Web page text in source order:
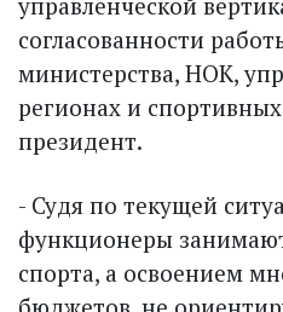
согласованности
министерства, НОК,
регионах и
президент.
- Судя по текущей
функционеры
спорта, а освоением